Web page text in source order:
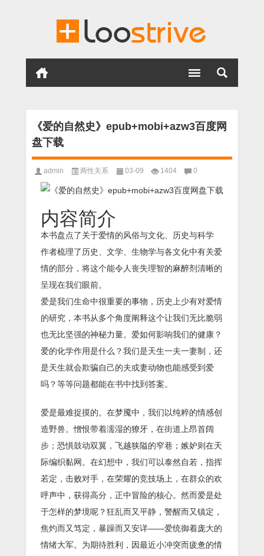
《爱的自然史》epub+mobi+azw3百度网
盘下载
admin 两性关系 03-09 1404 0
内容简介
本书盘点了关于爱情的风俗与文化、历史与科学
作者梳理了历史、文学、生物学与各文化中有关爱
情的部分，将这个能令人丧失理智的麻醉剂清晰的
呈现在我们眼前。
爱是我们生命中很重要的事物，历史上少有对爱情
的研究，本书从多个角度阐释这个让我们无比脆弱
也无比坚强的神秘力量。爱如何影响我们的健康？
爱的化学作用是什么？我们是天生一夫一妻制，还
是天生就会欺骗自己的夫或妻动物也能感受到爱
吗？等等问题都能在书中找到答案。
爱是最难捉摸的。在梦魇中，我们以纯粹的情感创
造野兽。憎恨带着濡湿的獠牙，在街道上昂首阔
步；恐惧鼓动双翼，飞越狭隘的窄巷；嫉妒则在天
际编织黏网。在幻想中，我们可以泰然自若，指挥
若定，击败对手，在荣耀的竞技场上，在群众的欢
呼声中，获得高分，正中冒险的核心。然而爱是处
于怎样的梦境呢？狂乱而又平静，警醒而又镇定，
焦灼而又笃定，暴躁而又安详——爱统御着庞大的
情绪大军。为期待胜利，因最近小冲突而疲惫的情